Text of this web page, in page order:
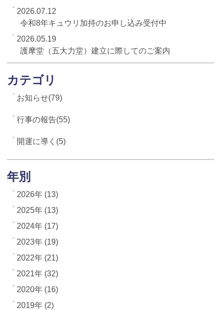
2026.07.12
令和8年キュウリ加持のお申し込み受付中
2026.05.19
護摩堂（五大力堂）建立に際してのご案内
カテゴリ
お知らせ(79)
行事の報告(55)
開運に導く(5)
年別
2026年 (13)
2025年 (13)
2024年 (17)
2023年 (19)
2022年 (21)
2021年 (32)
2020年 (16)
2019年 (2)